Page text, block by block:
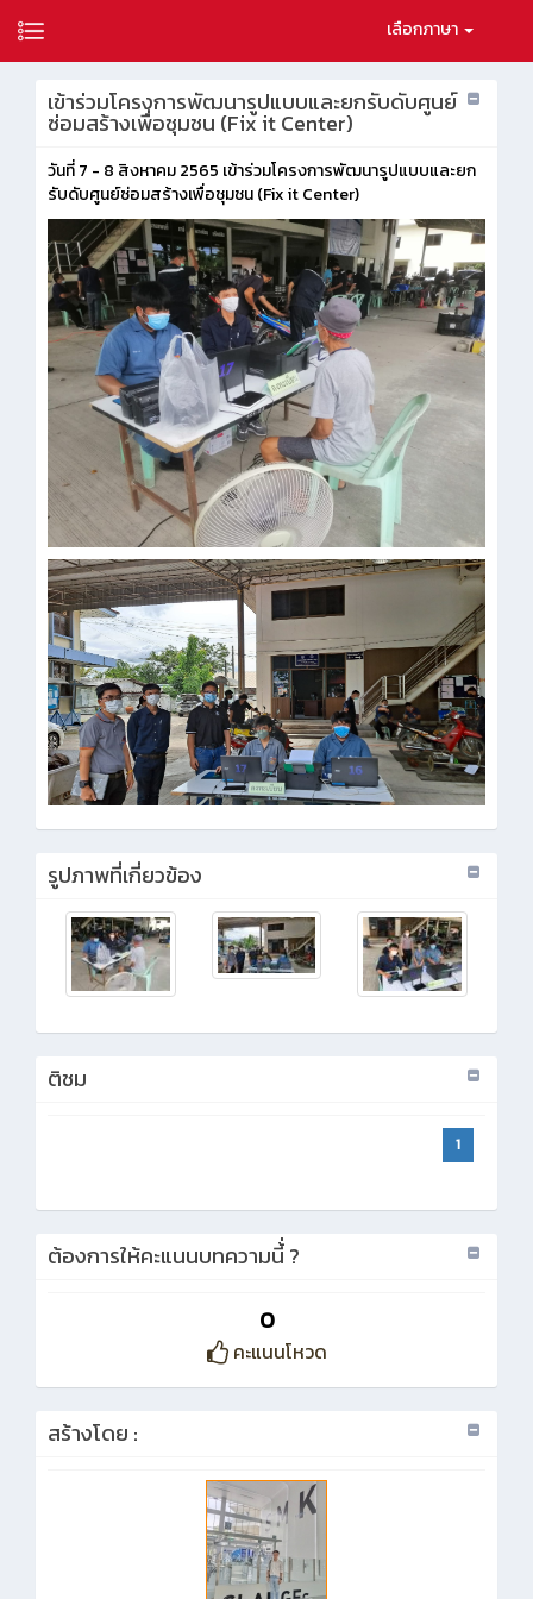
เลือกภาษา
เข้าร่วมโครงการพัฒนารูปแบบและยกรับดับศูนย์
ซ่อมสร้างเพื่อชุมชน (Fix it Center)
วันที่ 7 - 8 สิงหาคม 2565 เข้าร่วมโครงการพัฒนารูปแบบและยก
รับดับศูนย์ซ่อมสร้างเพื่อชุมชน (Fix it Center)
รูปภาพที่เกี่ยวข้อง
ติชม
1
ต้องการให้คะแนนบทความนี้่ ?
0
คะแนนโหวด
สร้างโดย :